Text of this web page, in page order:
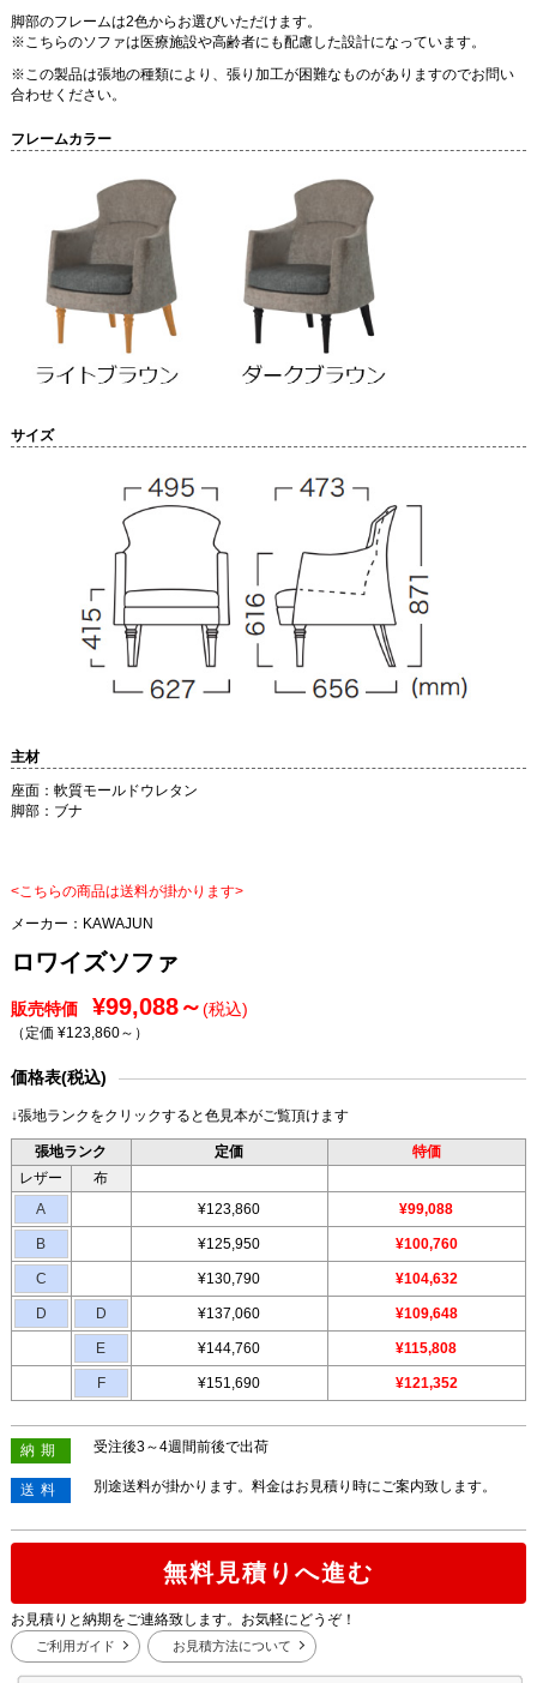
脚部のフレームは2色からお選びいただけます。
※こちらのソファは医療施設や高齢者にも配慮した設計になっています。
※この製品は張地の種類により、張り加工が困難なものがありますのでお問い
合わせください。
フレームカラー
サイズ
主材
座面：軟質モールドウレタン
脚部：ブナ
<こちらの商品は送料が掛かります>
メーカー： KAWAJUN
ロワイズソファ
販売特価 ¥99,088～(税込)
（定価 ¥123,860～ ）
価格表(税込)
↓張地ランクをクリックすると色見本がご覧頂けます
張地ランク 定価
特価
レザー
布
A
¥123,860 ¥99,088
B ¥125,950 ¥100,760
C ¥130,790 ¥104,632
D D ¥137,060 ¥109,648
E ¥144,760 ¥115,808
F ¥151,690 ¥121,352
納期 受注後3～4週間前後で出荷
送料 別途送料が掛かります。料金はお見積り時にご案内致します。
無料見積りへ進む
お見積りと納期をご連絡致します。お気軽にどうぞ！
ご利用ガイド お見積方法について